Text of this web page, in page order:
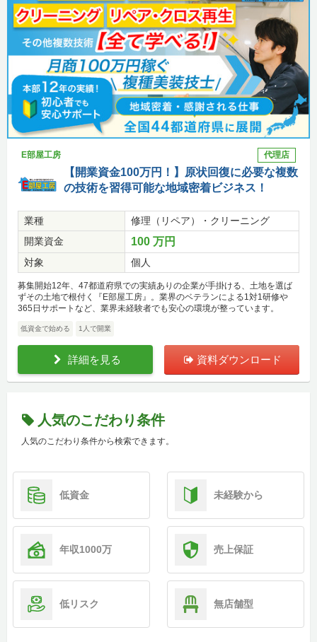
E部屋工房 代理店
【開業資金100万円！】原状回復に必要な複数
の技術を習得可能な地域密着ビジネス！
業種
修理（リペア）・クリーニング
開業資金
100 万円
対象 個人
募集開始12年、47都道府県での実績ありの企業が手掛ける、土地を選ば
ずその土地で根付く『E部屋工房』。業界のベテランによる1対1研修や
365日サポートなど、業界未経験者でも安心の環境が整っています。
低資金で始める 1人で開業
詳細を見る 資料ダウンロード
人気のこだわり条件
人気のこだわり条件から検索できます。
低資金 未経験から
年収1000万 売上保証
低リスク 無店舗型